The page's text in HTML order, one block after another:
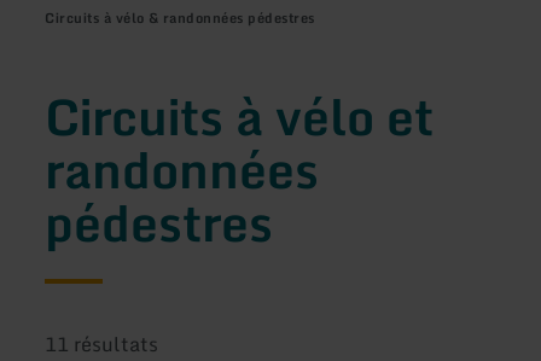
Circuits à vélo & randonnées pédestres
Circuits à vélo et
randonnées
pédestres
11 résultats